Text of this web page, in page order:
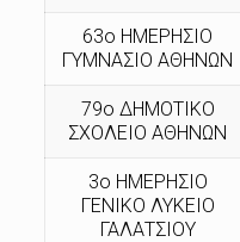
63ο ΗΜΕΡΗΣΙΟ
ΓΥΜΝΑΣΙΟ ΑΘΗΝΩΝ
79ο ΔΗΜΟΤΙΚΟ
ΣΧΟΛΕΙΟ ΑΘΗΝΩΝ
3ο ΗΜΕΡΗΣΙΟ
ΓΕΝΙΚΟ ΛΥΚΕΙΟ
ΓΑΛΑΤΣΙΟΥ